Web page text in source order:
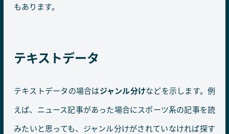
もあります。
テキストデータ
テキストデータの場合はジャンル分けなどを示します。例
えば、ニュース記事があった場合にスポーツ系の記事を読
みたいと思っても、ジャンル分けがされていなければ探す